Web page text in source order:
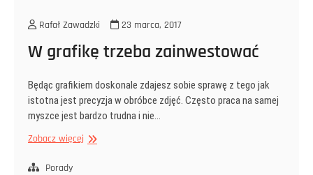
Rafał Zawadzki 23 marca, 2017
W grafikę trzeba zainwestować
Będąc grafikiem doskonale zdajesz sobie sprawę z tego jak
istotna jest precyzja w obróbce zdjęć. Często praca na samej
myszce jest bardzo trudna i nie…
Zobacz więcej W
Porady